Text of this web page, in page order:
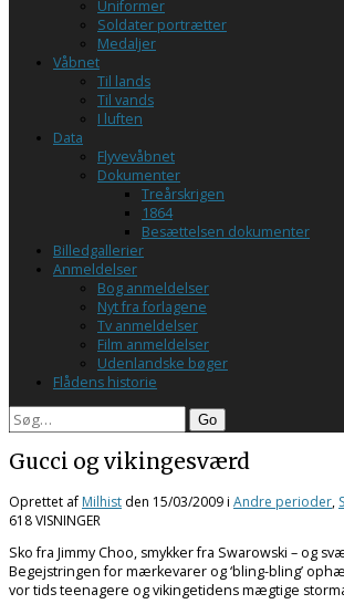
Uniformer
Soldater portrætter
Medaljer
Våbnet
Til lands
Til vands
I luften
Data
Flyvevåbnet
Dokumenter
Treårskrigen
1864
Besættelsen dokumenter
Billedgallerier
Anmeldelser
Bog anmeldelser
Nyt fra forlagene
Tv anmeldelser
Film anmeldelser
Udenlandske bøger
Flådens historie
Search
Gucci og vikingesværd
Oprettet af Milhist den 15/03/2009i Andre perioder,
618 VISNINGER
Sko fra Jimmy Choo, smykker fra Swarowski – og
Begejstringen for mærkevarer og ‘bling-bling’
vor tids teenagere og vikingetidens mægtige